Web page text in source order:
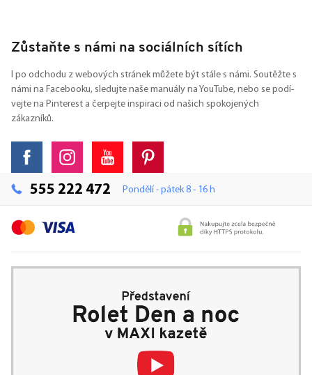
Zůstaňte s námi na sociálních sítích
I po odchodu z webových stránek můžete být stále s námi. Soutěžte s
námi na Facebooku, sledujte naše manuály na YouTube, nebo se podí-
vejte na Pinterest a čerpejte inspiraci od našich spokojených
zákazníků.
555 222 472 Pondělí - pátek 8 - 16 h